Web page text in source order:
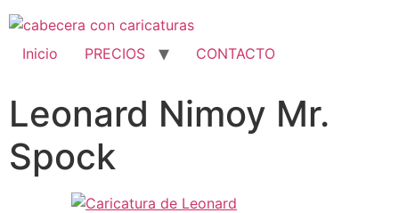
al
contenido
Inicio PRECIOS CONTACTO
Leonard Nimoy Mr.
Spock